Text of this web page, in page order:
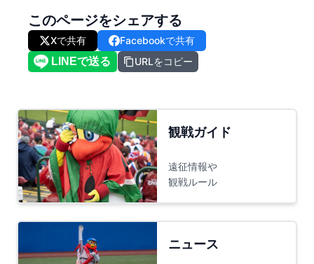
このページをシェアする
Xで共有
Facebookで共有
URLをコピー
観戦ガイド
遠征情報や
観戦ルール
ニュース